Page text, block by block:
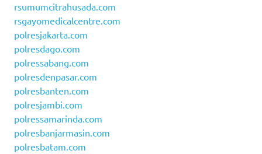
rsumumcitrahusada.com
rsgayomedicalcentre.com
polresjakarta.com
polresdago.com
polressabang.com
polresdenpasar.com
polresbanten.com
polresjambi.com
polressamarinda.com
polresbanjarmasin.com
polresbatam.com